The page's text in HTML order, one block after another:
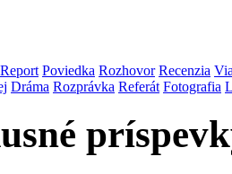
Report Poviedka Rozhovor Recenzia
Dráma Rozprávka Referát Fotografia